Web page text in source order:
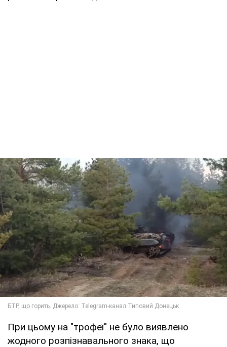
При цьому на "трофеї" не було виявлено
жодного розпізнавального знака, що